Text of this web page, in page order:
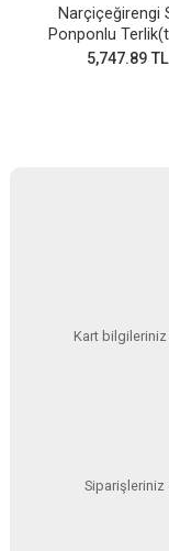
Narçiçeğirengi
Ponponlu
5,747.89 TL
Kart bilgileriniz
Siparişleriniz